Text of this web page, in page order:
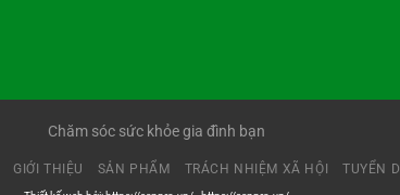
Chăm sóc sức khỏe gia đình bạn
GIỚI THIỆU SẢN PHẨM TRÁCH NHIỆM XÃ HỘI TUYỂN